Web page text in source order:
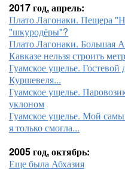
2017 год, апрель:
Плато Лагонаки. Пещера
"шкуродёры"?
Плато Лагонаки. Большая
Кавказе нельзя строить
Гуамское ущелье.
Куршевеля...
Гуамское ущелье.
уклоном
Гуамское ущелье. Мой
я только смогла...
2005 год, октябрь:
Еще была Абхазия